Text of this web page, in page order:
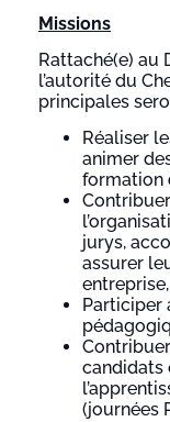
Missions
Rattaché(e) au
l’autorité du
principales
Réaliser
animer
formation
jurys,
assurer
entreprise,
Participer
candidats
(journées